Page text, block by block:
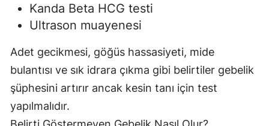
Kanda Beta HCG testi
Ultrason muayenesi
Adet gecikmesi, göğüs hassasiyeti, mide
bulantısı ve sık idrara çıkma gibi belirtiler gebelik
şüphesini artırır ancak kesin tanı için test
yapılmalıdır.